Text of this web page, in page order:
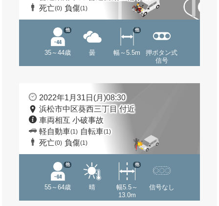
死亡(0) 負傷(1)
35～44歳
他
曇 幅～5.5m
他
押ボタン式
信号
2022年1月31日(月)08:30
浜松市中区葵西三丁目 付近
車両相互 小破事故
軽自動車(1) 自転車(1)
死亡(0) 負傷(1)
55～64歳
他
晴
幅5.5～
13.0m
他
信号なし